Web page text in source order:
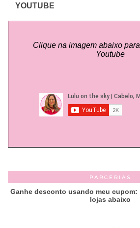
YOUTUBE
Clique na imagem abaixo
Youtube
PARCERIAS
Ganhe desconto usando meu cupom:
lojas abaixo